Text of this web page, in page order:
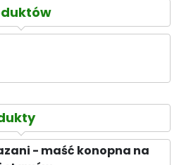
- maść konopna na